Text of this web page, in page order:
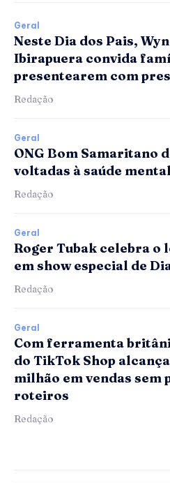
Geral
Neste Dia dos Pais,
Ibirapuera convida
presentearem com
Redação
Geral
ONG Bom Samaritano
voltadas à saúde
Redação
Geral
Roger Tubak celebra o
em show especial de
Redação
Geral
Com ferramenta
do TikTok Shop
milhão em vendas
roteiros
Redação